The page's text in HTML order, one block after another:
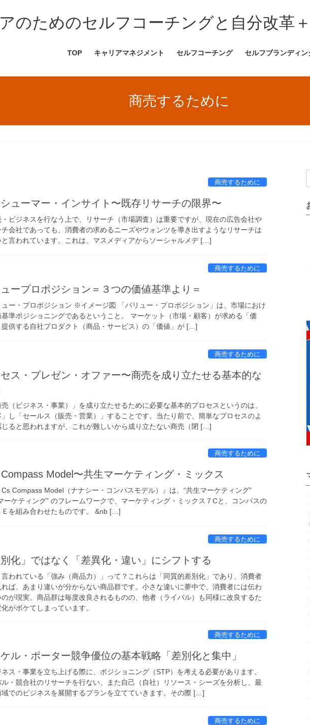
のためのセルフコーチングと自分改革
TOP キャリアマネジメント セルフコーチング セルフブランディン
商売するために
商売するために
ューマー・インサイト〜既存リサーチの限界〜
・ビジネスを行なう上で、リサーチ（市場調査）は重要ですが、現在の広告会社や
チ会社であっても、消費者の求めるニーズやウォンツを導き出すようなリサーチは
と言われています。これは、マスメディアからソーシャルメデ […]
商売するために
ープロポジション＝３つの価値基準より＝
ュー・プロポジション ※イメージ図 「バリュー・プロポジション」は、市場におけ
基準ポジショニングであるということ。 マーケット（市場・顧客）が求める「価
提供する自社プロダクト（商品・サービス）の「価値」が […]
商売するために
ス・プレゼン・オファー〜商売を成り立たせる基本的な
売（ビジネス・事業）」を成り立たせるために必要な基本的プロセスというのは、
」し「セールス（販売・営業）」することです。当たり前で、簡単なプロセスのよ
じると思われますが、これが難しいから成り立たない商売（閉 […]
商売するために
Model〜共生マーケティング・ミックス
Cs Compass Model（ナナシー・コンパスモデル）』は、“共生マーケティング”
ーケティング” のフレームワークで、マーケティング・ミックス７Cと、コンパスの
Ｅを組み合わせたものです。 &nb […]
商売するために
別化」ではなく「差異化・違い」にシフトする
言われている「強み（商品力）」って？これらは「同質的差別化」であり、消費者
ば、あまり違いが分からない商品群です。小さな違いに夢中で、消費者には伝わ
のが現実。商品群は毎度改良されるものの、他者（ライバル）も同様に改良するた
がボケてしまっています。
商売するために
ル・ポーター競争優位の基本戦略「差別化と集中」
ネス・事業を立ち上げる際に、ポジショニング（STP）を考える必要があります。
ル・競合社のリサーチを行ない、また自己（自社）リソース・シーズを分析し、最
域でのビジネスを展開するプランを立てていきます。その際 […]
商売するために